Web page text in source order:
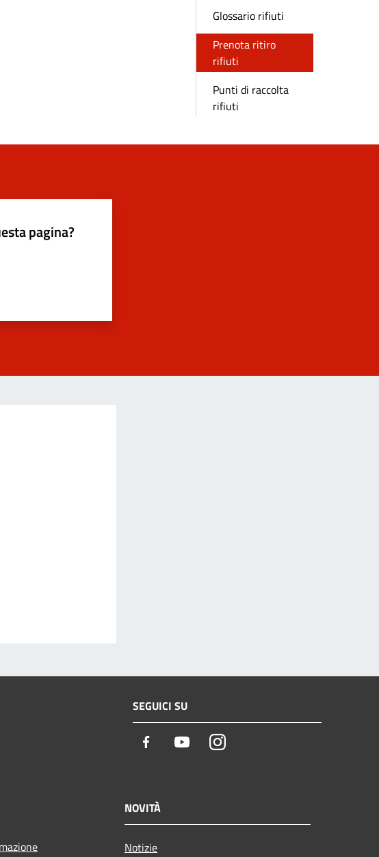
Glossario rifiuti
Prenota ritiro
rifiuti
Punti di raccolta
rifiuti
pagina?
SEGUICI SU
Facebook YoutubeInstagram
NOVITÀ
Notizie